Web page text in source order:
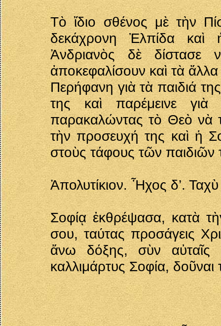
Τὸ ἴδιο σθένος μὲ τὴν
δεκάχρονη Ἐλπίδα
Ἀνδριανὸς δὲ δίστασε
ἀποκεφαλίσουν καὶ τὰ ἄλλα
Περήφανη γιὰ τὰ παιδιά
της καὶ παρέμεινε
παρακαλώντας τὸ Θεὸ νὰ
τὴν προσευχή της καὶ ἡ
στοὺς τάφους τῶν παιδιῶν
Ἀπολυτίκιον. Ἦχος δ’.
Σοφίᾳ ἐκθρέψασα, κατὰ
σου, ταύτας προσάγεις
ἄνω δόξης, σὺν αὐταῖς
καλλιμάρτυς Σοφία, δοῦναι